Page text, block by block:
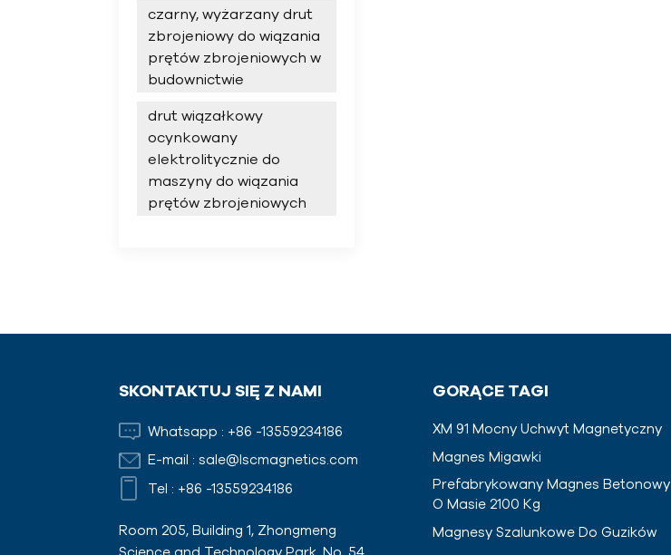
czarny, wyżarzany drut
zbrojeniowy do wiązania
prętów zbrojeniowych w
budownictwie
drut wiązałkowy
ocynkowany
elektrolitycznie do
maszyny do wiązania
prętów zbrojeniowych
SKONTAKTUJ SIĘ Z NAMI
Whatsapp : +86 -13559234186
E-mail : sale@lscmagnetics.com
Tel : +86 -13559234186
Room 205, Building 1, Zhongmeng
Science and Technology Park, No. 54,
GORĄCE TAGI
XM 91 Mocny Uchwyt Magnetyczny
Magnes Migawki
Prefabrykowany Magnes Betonowy
O Masie 2100 Kg
Magnesy Szalunkowe Do Guzików